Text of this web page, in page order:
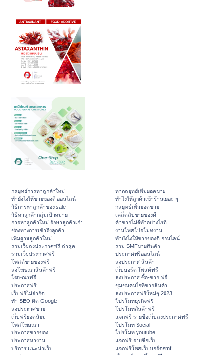
กลยุทธ์การหาลูกค้าใหม่
ทํายังไงให้ขายของดี ออนไลน์
วิธีการหาลูกค้าของ sale
วิธีหาลูกค้ากลุ่มเป้าหมาย
การหาลูกค้าใหม่ รักษาลูกค้าเก่า
ช่องทางการเข้าถึงลูกค้า
เพิ่มฐานลูกค้าใหม่
รวมเว็บลงประกาศฟรี ล่าสุด
รวมเว็บประกาศฟรี
โพสต์ขายของฟรี
ลงโฆษณาสินค้าฟรี
โฆษณาฟรี
ประกาศฟรี
เว็บฟรีไม่จำกัด
ทำ SEO ติด Google
ลงประกาศขาย
เว็บฟรียอดนิยม
โพสโฆษณา
ประกาศขายของ
ประกาศหางาน
บริการ แนะนำเว็บ
หากลยุทธ์เพิ่มยอดขาย
ทําไงให้ลูกค้าเข้าร้านเยอะ ๆ
กลยุทธ์เพิ่มยอดขาย
เคล็ดลับขายของดี
ค้าขายไม่ดีทำอย่างไรดี
งานโพสโปรโมทงาน
ทํายังไงให้ขายของดี ออนไลน์
รวม SMFขายสินค้า
ประกาศฟรีออนไลน์
ลงประกาศ สินค้า
เว็บบอร์ด โพสต์ฟรี
ลงประกาศ ซื้อ-ขาย ฟรี
ชุมชนคนไอทีขายสินค้า
ลงประกาศฟรีใหม่ๆ 2023
โปรโมทธุรกิจฟรี
โปรโมทสินค้าฟรี
แจกฟรี รายชื่อเว็บลงประกาศฟรี
โปรโมท Social
โปรโมท youtube
แจกฟรี รายชื่อเว็บ
แจกฟรีโพสเว็บบอร์ดsmf